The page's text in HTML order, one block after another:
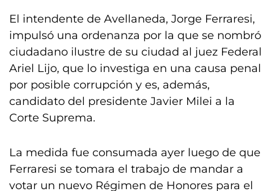
El intendente de Avellaneda, Jorge Ferraresi,
impulsó una ordenanza por la que se nombró
ciudadano ilustre de su ciudad al juez Federal
Ariel Lijo, que lo investiga en una causa penal
por posible corrupción y es, además,
candidato del presidente Javier Milei a la
Corte Suprema.
La medida fue consumada ayer luego de que
Ferraresi se tomara el trabajo de mandar a
votar un nuevo Régimen de Honores para el